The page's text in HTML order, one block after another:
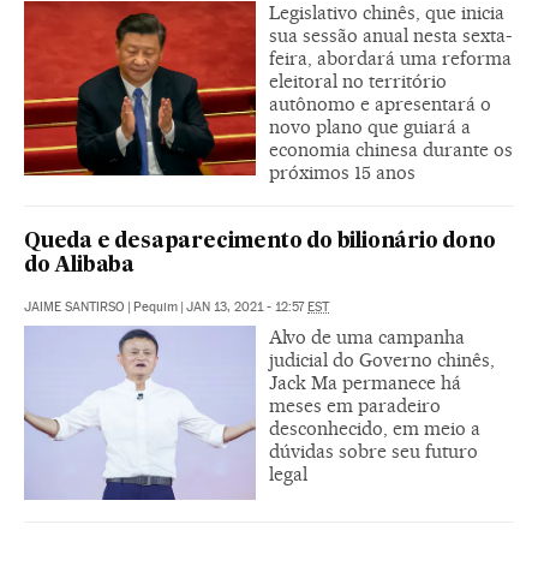
Legislativo chinês, que inicia
sua sessão anual nesta sexta-
feira, abordará uma reforma
eleitoral no território
autônomo e apresentará o
novo plano que guiará a
economia chinesa durante os
próximos 15 anos
Queda e desaparecimento do bilionário dono
do Alibaba
JAIME SANTIRSO | Pequim | JAN 13, 2021 - 12:57EST
Alvo de uma campanha
judicial do Governo chinês,
Jack Ma permanece há
meses em paradeiro
desconhecido, em meio a
dúvidas sobre seu futuro
legal